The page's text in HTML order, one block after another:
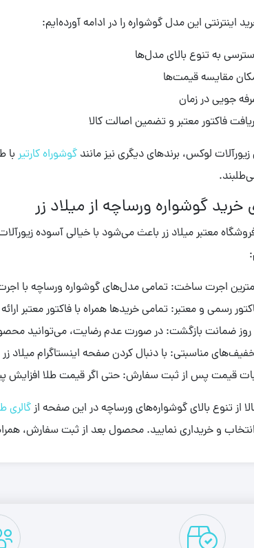
اینترنتی این مدل گوشواره را در ادامه آورده‌ایم:
به تنوع بالای مدل‌ها
مقایسه قیمت‌ها
‌جویی در زمان
فاکتور معتبر و تضمین اصالت کالا
زیورآلات لوکس، برندهای دیگری نیز مانندگوشوراه کارتیر با
خرید گوشواره ورساچه از میلاد زر
معتبر میلاد زر باعث می‌شود با خیالی آسوده
اجرت ساخت: تمامی مدل‌های گوشواره ورساچه با
رسمی و معتبر: تمامی خریدها همراه با فاکتور معتبر
مناسبتی: با دنبال کردن صفحه اینستاگرام میلاد
قیمت پس از ثبت سفارش: حتی اگر قیمت طلا افزایش
از تنوع بالای گوشواره‌های ورساچه در این صفحه ازگالری
و خریداری نمایید. محصول بعد از ثبت سفارش،